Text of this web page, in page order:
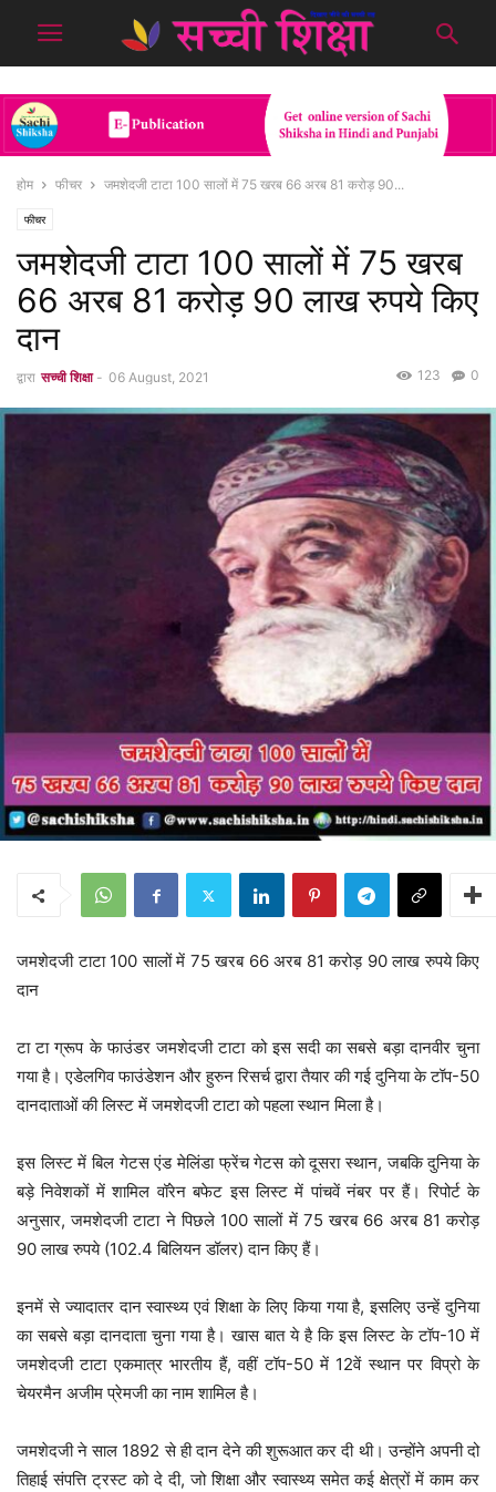
होम फीचर जमशेदजी टाटा 100 सालों में 75 खरब 66 अरब 81 करोड़ 90...
फीचर
जमशेदजी टाटा 100 सालों में 75 खरब
66 अरब 81 करोड़ 90 लाख रुपये किए
दान
द्वारा सच्ची शिक्षा - 06 August, 2021 0
123
जमशेदजी टाटा 100 सालों में 75 खरब 66 अरब 81 करोड़ 90 लाख रुपये किए
दान
टा टा ग्रूप के फाउंडर जमशेदजी टाटा को इस सदी का सबसे बड़ा दानवीर चुना
गया है। एडेलगिव फाउंडेशन और हुरुन रिसर्च द्वारा तैयार की गई दुनिया के टॉप-50
दानदाताओं की लिस्ट में जमशेदजी टाटा को पहला स्थान मिला है।
इस लिस्ट में बिल गेटस एंड मेलिंडा फ्रेंच गेटस को दूसरा स्थान, जबकि दुनिया के
बड़े निवेशकों में शामिल वॉरेन बफेट इस लिस्ट में पांचवें नंबर पर हैं। रिपोर्ट के
अनुसार, जमशेदजी टाटा ने पिछले 100 सालों में 75 खरब 66 अरब 81 करोड़
90 लाख रुपये (102.4 बिलियन डॉलर) दान किए हैं।
इनमें से ज्यादातर दान स्वास्थ्य एवं शिक्षा के लिए किया गया है, इसलिए उन्हें दुनिया
का सबसे बड़ा दानदाता चुना गया है। खास बात ये है कि इस लिस्ट के टॉप-10 में
जमशेदजी टाटा एकमात्र भारतीय हैं, वहीं टॉप-50 में 12वें स्थान पर विप्रो के
चेयरमैन अजीम प्रेमजी का नाम शामिल है।
जमशेदजी ने साल 1892 से ही दान देने की शुरूआत कर दी थी। उन्होंने अपनी दो
तिहाई संपत्ति ट्रस्ट को दे दी, जो शिक्षा और स्वास्थ्य समेत कई क्षेत्रों में काम कर